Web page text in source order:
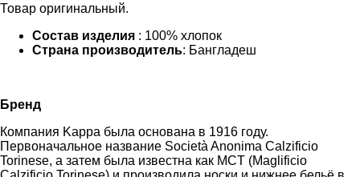
Товар оригинальный.
Состав изделия : 100% хлопок
Страна производитель: Бангладеш
Бренд
Компания Kappa была основана в 1916 году.
Первоначальное название Società Anonima Calzificio
Torinese, а затем была известна как MCT (Maglificio